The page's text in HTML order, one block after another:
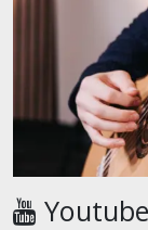
Youtube